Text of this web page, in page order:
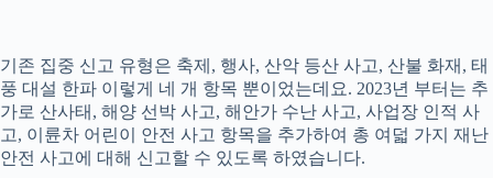
기존 집중 신고 유형은 축제, 행사, 산악 등산 사고, 산불 화재, 태
풍 대설 한파 이렇게 네 개 항목 뿐이었는데요. 2023년 부터는 추
가로 산사태, 해양 선박 사고, 해안가 수난 사고, 사업장 인적 사
고, 이륜차 어린이 안전 사고 항목을 추가하여 총 여덟 가지 재난
안전 사고에 대해 신고할 수 있도록 하였습니다.